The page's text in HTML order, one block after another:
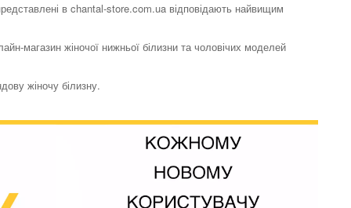
Boite a Desir
2328 грн.
в chantal-store.com.ua відповідають найвищим
магазин жіночої нижньої білизни та чоловічих моделей
жіночу білизну.